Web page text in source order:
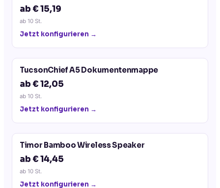
ab € 15,19
ab 10 St.
Jetzt konfigurieren →
TucsonChief A5 Dokumentenmappe
ab € 12,05
ab 10 St.
Jetzt konfigurieren →
Timor Bamboo Wireless Speaker
ab € 14,45
ab 10 St.
Jetzt konfigurieren →